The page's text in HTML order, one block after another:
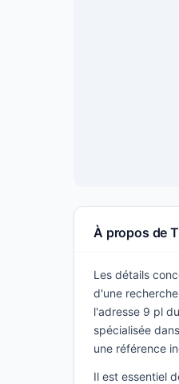
À propos de
Les détails
d'une
l'adresse 9 pl
spécialisée
une référence
Il est essentiel